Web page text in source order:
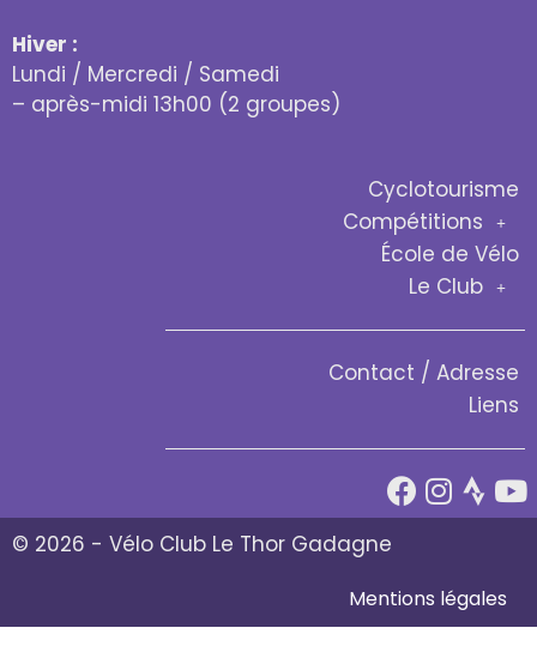
Hiver :
Lundi / Mercredi / Samedi
– après-midi 13h00 (2 groupes)
Cyclotourisme
Compétitions
École de Vélo
Le Club
Contact / Adresse
Liens
© 2026 - Vélo Club Le Thor Gadagne
Mentions légales